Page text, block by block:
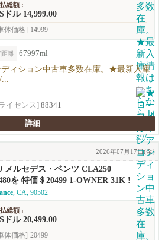
総額 :
ドル 14,999.00
体価格] 14999
距離 67997ml
ィション中古車多数在庫。★最新入庫
...
イセンス] 88341
詳細
2026年07月17日(金)
メルセデス・ベンツ CLA250
を 特価＄20499 1-OWNER 31K !
, CA, 90502
総額 :
ドル 20,499.00
体価格] 20499